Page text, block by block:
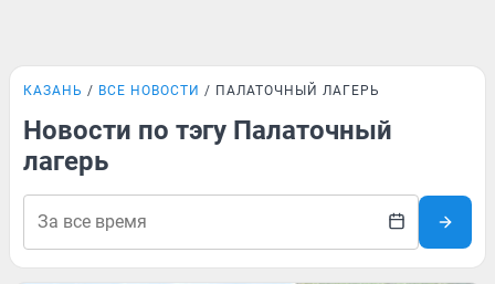
КАЗАНЬ ВСЕ НОВОСТИ ПАЛАТОЧНЫЙ ЛАГЕРЬ
Новости по тэгу Палаточный
лагерь